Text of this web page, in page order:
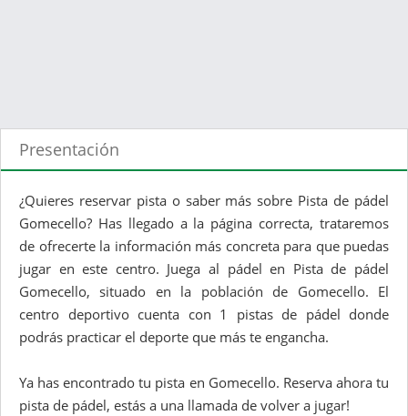
Presentación
¿Quieres reservar pista o saber más sobre Pista de pádel
Gomecello? Has llegado a la página correcta, trataremos
de ofrecerte la información más concreta para que puedas
jugar en este centro. Juega al pádel en Pista de pádel
Gomecello, situado en la población de Gomecello. El
centro deportivo cuenta con 1 pistas de pádel donde
podrás practicar el deporte que más te engancha.
Ya has encontrado tu pista en Gomecello. Reserva ahora tu
pista de pádel, estás a una llamada de volver a jugar!